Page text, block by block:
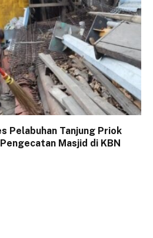
Pelabuhan Tanjung Priok
Masjid di KBN